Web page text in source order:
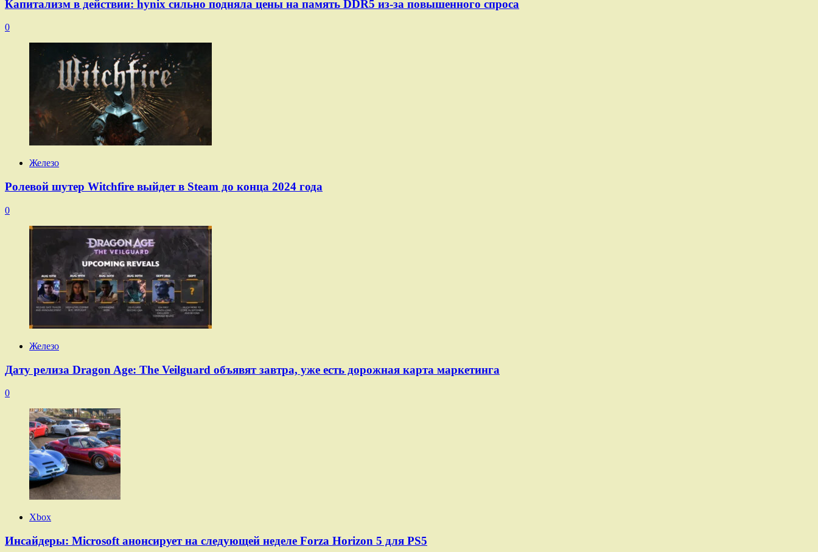
Капитализм в действии: hynix сильно подняла цены на память DDR5 из-за повышенного спроса
0
Железо
Ролевой шутер Witchfire выйдет в Steam до конца 2024 года
0
Железо
Дату релиза Dragon Age: The Veilguard объявят завтра, уже есть дорожная карта маркетинга
0
Xbox
Инсайдеры: Microsoft анонсирует на следующей неделе Forza Horizon 5 для PS5